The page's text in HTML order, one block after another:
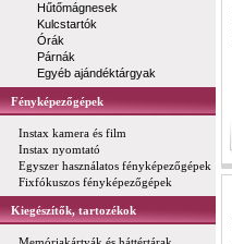
Hűtőmágnesek
Kulcstartók
Órák
Párnák
Egyéb ajándéktárgyak
Fényképezőgépek
Instax kamera és film
Instax nyomtató
Egyszer használatos fényképezőgépek
Fixfókuszos fényképezőgépek
Kiegészítők, tartozékok